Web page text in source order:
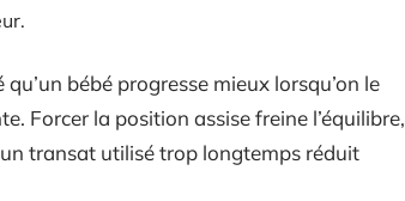
bébé progresse mieux lorsqu’on le
Forcer la position assise freine l’équilibre,
transat utilisé trop longtemps réduit